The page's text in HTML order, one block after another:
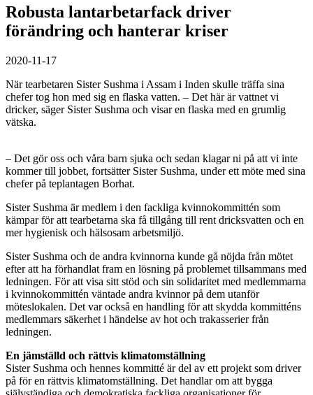
Robusta lantarbetarfack driver
förändring och hanterar kriser
2020-11-17
När tearbetaren Sister Sushma i Assam i Inden skulle träffa sina
chefer tog hon med sig en flaska vatten. – Det här är vattnet vi
dricker, säger Sister Sushma och visar en flaska med en grumlig
vätska.
– Det gör oss och våra barn sjuka och sedan klagar ni på att vi inte
kommer till jobbet, fortsätter Sister Sushma, under ett möte med sina
chefer på teplantagen Borhat.
Sister Sushma är medlem i den fackliga kvinnokommittén som
kämpar för att tearbetarna ska få tillgång till rent dricksvatten och en
mer hygienisk och hälsosam arbetsmiljö.
Sister Sushma och de andra kvinnorna kunde gå nöjda från mötet
efter att ha förhandlat fram en lösning på problemet tillsammans med
ledningen. För att visa sitt stöd och sin solidaritet med medlemmarna
i kvinnokommittén väntade andra kvinnor på dem utanför
möteslokalen. Det var också en handling för att skydda kommitténs
medlemmars säkerhet i händelse av hot och trakasserier från
ledningen.
En jämställd och rättvis klimatomställning
Sister Sushma och hennes kommitté är del av ett projekt som driver
på för en rättvis klimatomställning. Det handlar om att bygga